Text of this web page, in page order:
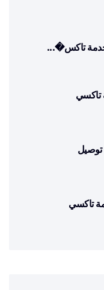
خدمة تاكس�...
تاكسي
تاكسي